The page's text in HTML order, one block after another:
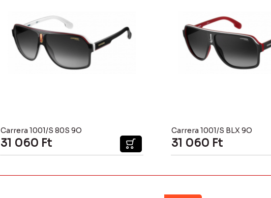
Carrera 1001/S 80S 9O
31 060 Ft
Carrera 1001/S BLX 9O
31 060 Ft